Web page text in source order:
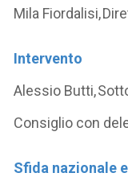
Mila Fiordalisi,
Intervento
Alessio Butti,
Consiglio con
Sfida nazionale